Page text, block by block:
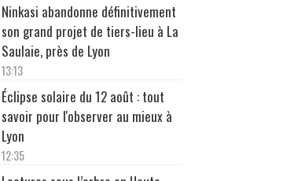
Ninkasi abandonne définitivement
son grand projet de tiers-lieu à La
Saulaie, près de Lyon
13:13
Éclipse solaire du 12 août : tout
savoir pour l'observer au mieux à
Lyon
12:35